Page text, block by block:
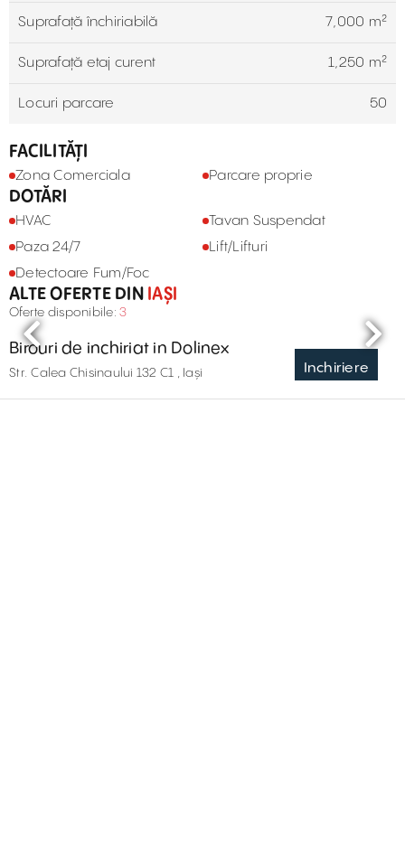
Suprafață închiriabilă 7,000 m²
Suprafață etaj curent 1,250 m²
Locuri parcare 50
FACILITĂȚI
Zona Comerciala Parcare proprie
DOTĂRI
HVAC
Tavan Suspendat
Paza 24/7
Lift/Lifturi
Detectoare Fum/Foc
ALTE OFERTE DINIAȘI
Oferte disponibile: 3
Inchiriere
Birouri de inchiriat in Dolinex
Str. Calea Chisinaului 132 C1 , Iași